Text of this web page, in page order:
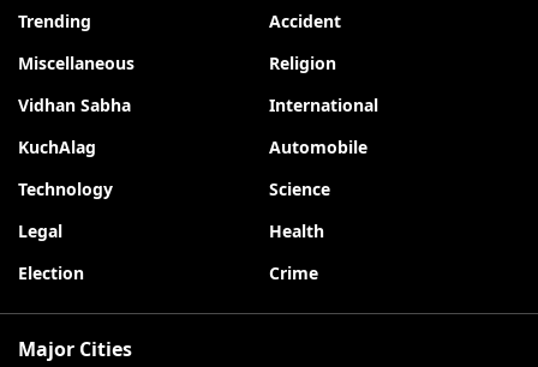
Trending
Accident
Miscellaneous
Religion
Vidhan Sabha
International
KuchAlag
Automobile
Technology
Science
Legal
Health
Election
Crime
Major Cities